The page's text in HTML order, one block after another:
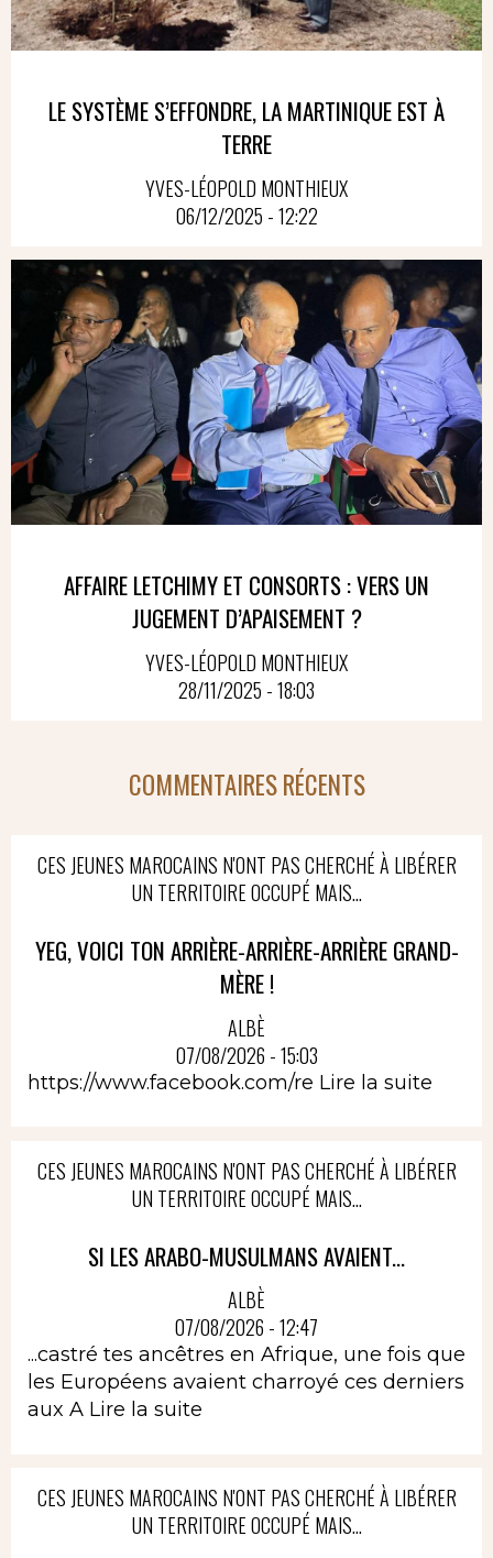
LE SYSTÈME S’EFFONDRE, LA MARTINIQUE EST À
TERRE
YVES-LÉOPOLD MONTHIEUX
06/12/2025 - 12:22
AFFAIRE LETCHIMY ET CONSORTS : VERS UN
JUGEMENT D’APAISEMENT ?
YVES-LÉOPOLD MONTHIEUX
28/11/2025 - 18:03
COMMENTAIRES RÉCENTS
CES JEUNES MAROCAINS N'ONT PAS CHERCHÉ À LIBÉRER
UN TERRITOIRE OCCUPÉ MAIS...
YEG, VOICI TON ARRIÈRE-ARRIÈRE-ARRIÈRE GRAND-
MÈRE !
ALBÈ
07/08/2026 - 15:03
https://www.facebook.com/re Lire la suite
CES JEUNES MAROCAINS N'ONT PAS CHERCHÉ À LIBÉRER
UN TERRITOIRE OCCUPÉ MAIS...
SI LES ARABO-MUSULMANS AVAIENT...
ALBÈ
07/08/2026 - 12:47
...castré tes ancêtres en Afrique, une fois que
les Européens avaient charroyé ces derniers
aux A Lire la suite
CES JEUNES MAROCAINS N'ONT PAS CHERCHÉ À LIBÉRER
UN TERRITOIRE OCCUPÉ MAIS...